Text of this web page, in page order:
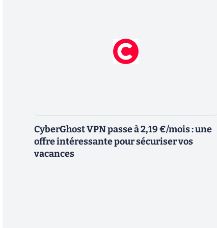
CyberGhost VPN passe à 2,19 €/mois : une
offre intéressante pour sécuriser vos
vacances